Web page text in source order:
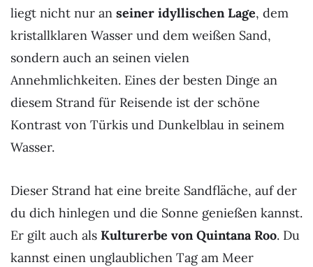
liegt nicht nur an seiner idyllischen Lage, dem
kristallklaren Wasser und dem weißen Sand,
sondern auch an seinen vielen
Annehmlichkeiten. Eines der besten Dinge an
diesem Strand für Reisende ist der schöne
Kontrast von Türkis und Dunkelblau in seinem
Wasser.
Dieser Strand hat eine breite Sandfläche, auf der
du dich hinlegen und die Sonne genießen kannst.
Er gilt auch als Kulturerbe von Quintana Roo. Du
kannst einen unglaublichen Tag am Meer